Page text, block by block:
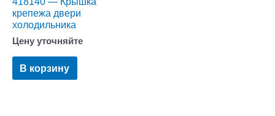
крепежа двери
холодильника
Цену уточняйте
В корзину